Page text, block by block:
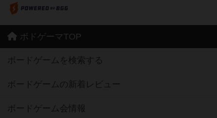
ボドゲーマTOP
ボードゲームを検索する
ボードゲームの新着レビュー
ボードゲーム会情報